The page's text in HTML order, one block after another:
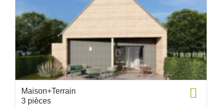
Maison+Terrain
3 pièces